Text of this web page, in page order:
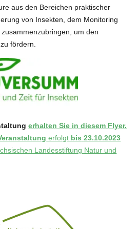
aus den Bereichen praktischer
von Insekten, dem Monitoring
um den
fördern.
erhalten Sie in diesem Flyer.
erfolgt bis 23.10.2023
Landesstiftung Natur und